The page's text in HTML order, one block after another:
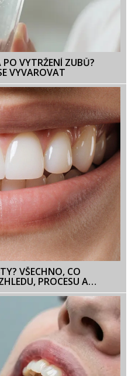
VYTRŽENÍ ZUBŮ?
VYVAROVAT
VŠECHNO, CO
PROCESU A